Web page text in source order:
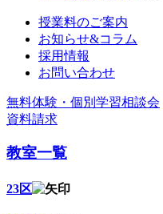
授業料のご案内
お知らせ&コラム
採用情報
お問い合わせ
無料体験・個別学習相談会
資料請求
教室一覧
23区